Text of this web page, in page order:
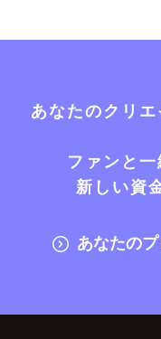
あなたのクリ
ファンと
新しい資
あなたの